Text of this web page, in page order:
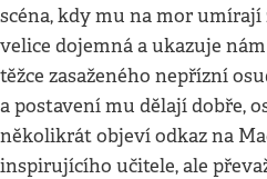
scéna, kdy mu na mor umírají
velice dojemná a ukazuje
těžce zasaženého nepřízní
a postavení mu dělají dobře,
několikrát objeví odkaz na
inspirujícího učitele, ale